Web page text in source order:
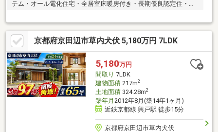
テム・オール電化住宅・全居室床暖房付き・長期優良認定住・太
京都府京田辺市草内犬伏 5,180万円 7LDK
5,180万円
間取り 7LDK
建物面積217m2
土地面積324.28m2
築年月 2012年8月(築14年1ヶ月)
近鉄京都線 興戸駅 徒歩15分
京都府京田辺市草内犬伏